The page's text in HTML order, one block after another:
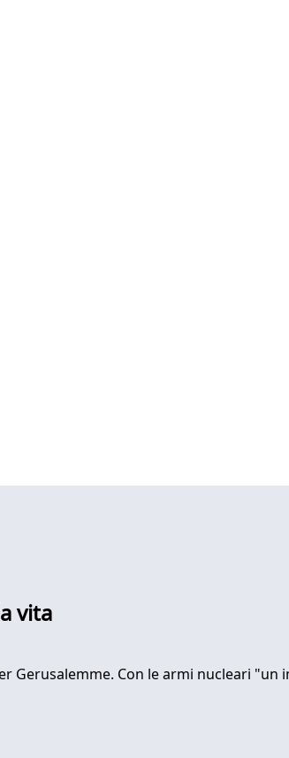
vita
Gerusalemme. Con le armi nucleari